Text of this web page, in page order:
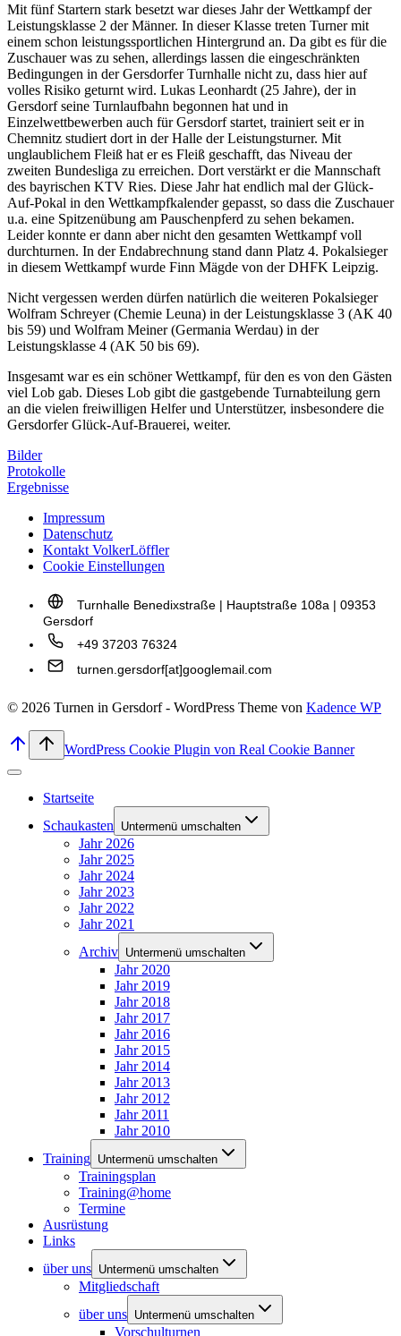
Mit fünf Startern stark besetzt war dieses Jahr der Wettkampf der
Leistungsklasse 2 der Männer. In dieser Klasse treten Turner mit
einem schon leistungssportlichen Hintergrund an. Da gibt es für die
Zuschauer was zu sehen, allerdings lassen die eingeschränkten
Bedingungen in der Gersdorfer Turnhalle nicht zu, dass hier auf
volles Risiko geturnt wird. Lukas Leonhardt (25 Jahre), der in
Gersdorf seine Turnlaufbahn begonnen hat und in
Einzelwettbewerben auch für Gersdorf startet, trainiert seit er in
Chemnitz studiert dort in der Halle der Leistungsturner. Mit
unglaublichem Fleiß hat er es Fleiß geschafft, das Niveau der
zweiten Bundesliga zu erreichen. Dort verstärkt er die Mannschaft
des bayrischen KTV Ries. Diese Jahr hat endlich mal der Glück-
Auf-Pokal in den Wettkampfkalender gepasst, so dass die Zuschauer
u.a. eine Spitzenübung am Pauschenpferd zu sehen bekamen.
Leider konnte er dann aber nicht den gesamten Wettkampf voll
durchturnen. In der Endabrechnung stand dann Platz 4. Pokalsieger
in diesem Wettkampf wurde Finn Mägde von der DHFK Leipzig.
Nicht vergessen werden dürfen natürlich die weiteren Pokalsieger
Wolfram Schreyer (Chemie Leuna) in der Leistungsklasse 3 (AK 40
bis 59) und Wolfram Meiner (Germania Werdau) in der
Leistungsklasse 4 (AK 50 bis 69).
Insgesamt war es ein schöner Wettkampf, für den es von den Gästen
viel Lob gab. Dieses Lob gibt die gastgebende Turnabteilung gern
an die vielen freiwilligen Helfer und Unterstützer, insbesondere die
Gersdorfer Glück-Auf-Brauerei, weiter.
Bilder
Protokolle
Ergebnisse
Impressum
Datenschutz
Kontakt VolkerLöffler
Cookie Einstellungen
Turnhalle Benedixstraße | Hauptstraße 108a | 09353
Gersdorf
+49 37203 76324
turnen.gersdorf[at]googlemail.com
© 2026 Turnen in Gersdorf - WordPress Theme von Kadence WP
WordPress Cookie Plugin von Real Cookie Banner
Startseite
Schaukasten
Untermenü umschalten
Jahr 2026
Jahr 2025
Jahr 2024
Jahr 2023
Jahr 2022
Jahr 2021
Archiv Untermenü umschalten
Jahr 2020
Jahr 2019
Jahr 2018
Jahr 2017
Jahr 2016
Jahr 2015
Jahr 2014
Jahr 2013
Jahr 2012
Jahr 2011
Jahr 2010
Training Untermenü umschalten
Trainingsplan
Training@home
Termine
Ausrüstung
Links
über uns Untermenü umschalten
Mitgliedschaft
über uns Untermenü umschalten
Vorschulturnen